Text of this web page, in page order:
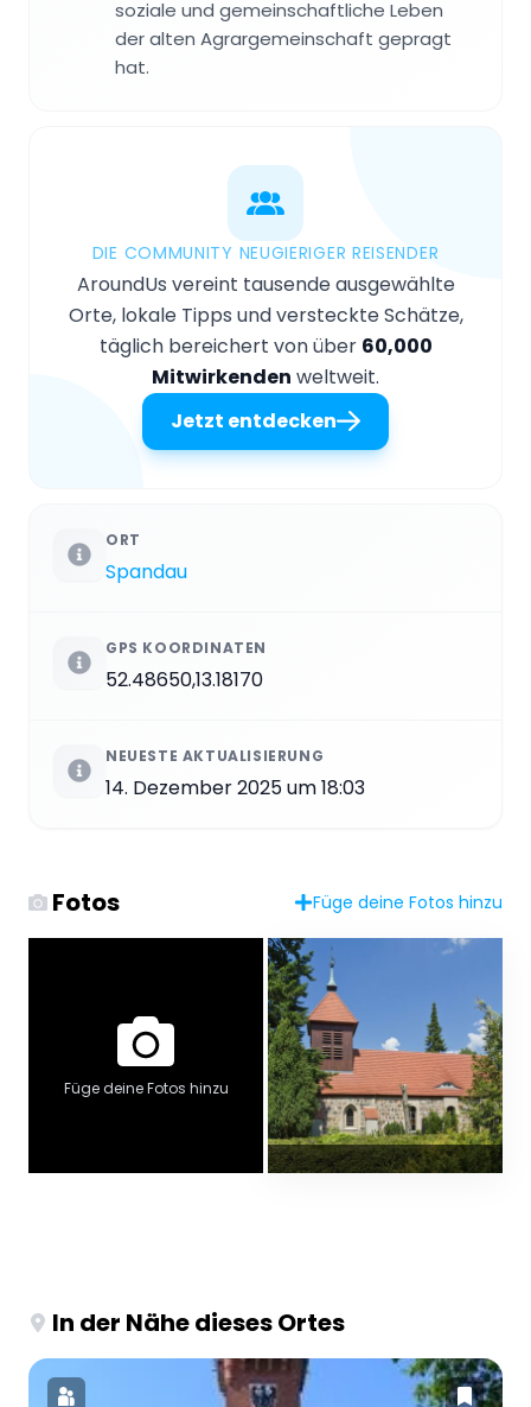
soziale und gemeinschaftliche Leben
der alten Agrargemeinschaft gepragt
hat.
DIE COMMUNITY NEUGIERIGER REISENDER
AroundUs vereint tausende ausgewählte
Orte, lokale Tipps und versteckte Schätze,
täglich bereichert von über 60,000
Mitwirkenden weltweit.
Jetzt entdecken
ORT
Spandau
GPS KOORDINATEN
52.48650,13.18170
NEUESTE AKTUALISIERUNG
14. Dezember 2025 um 18:03
Fotos Füge deine Fotos hinzu
Füge deine Fotos hinzu
In der Nähe dieses Ortes